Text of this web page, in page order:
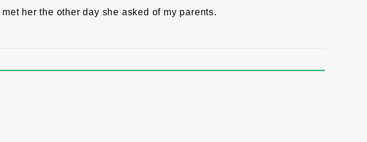
met her the other day she asked of my parents.